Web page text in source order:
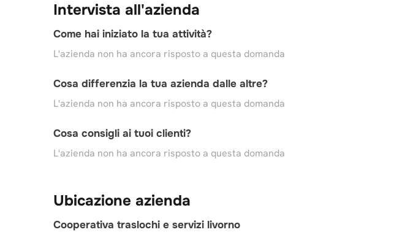
Intervista all'azienda
Come hai iniziato la tua attività?
L'azienda non ha ancora risposto a questa domanda
Cosa differenzia la tua azienda dalle altre?
L'azienda non ha ancora risposto a questa domanda
Cosa consigli ai tuoi clienti?
L'azienda non ha ancora risposto a questa domanda
Ubicazione azienda
Cooperativa traslochi e servizi livorno